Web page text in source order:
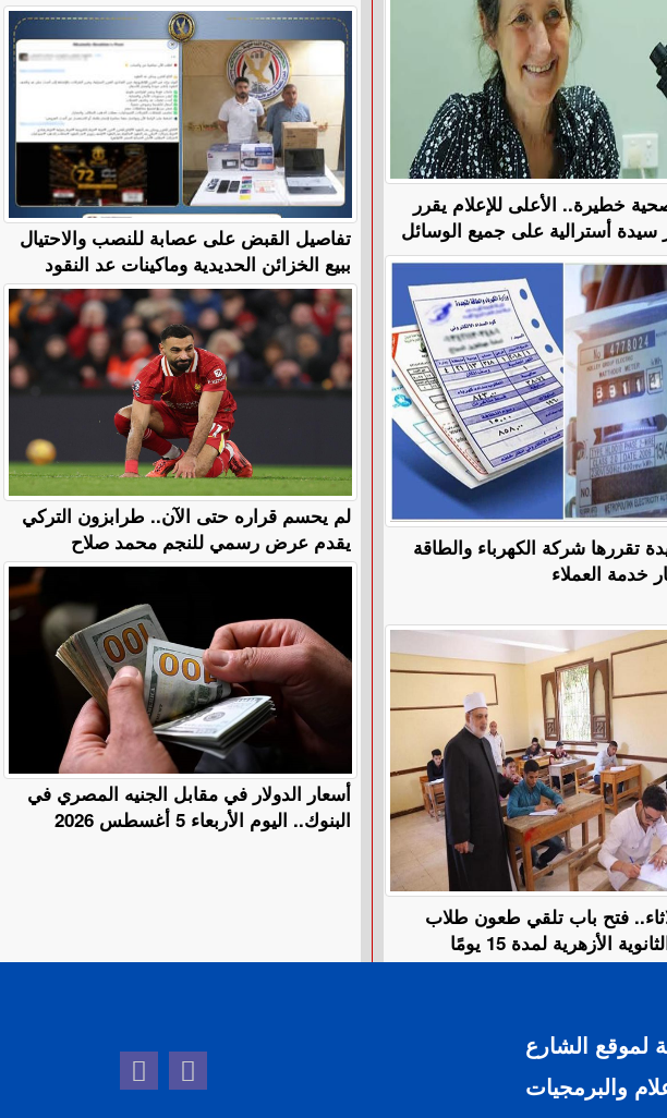
خطيرة.. الأعلى للإعلام يقرر
أسترالية على جميع الوسائل
تقررها شركة الكهرباء والطاقة
خدمة العملاء
فتح باب تلقي طعون طلاب
الأزهرية لمدة 15 يومًا
تفاصيل القبض على عصابة للنصب والاحتيال
ببيع الخزائن الحديدية وماكينات عد النقود
لم يحسم قراره حتى الآن.. طرابزون التركي
يقدم عرض رسمي للنجم محمد صلاح
أسعار الدولار في مقابل الجنيه المصري في
البنوك.. اليوم الأربعاء 5 أغسطس 2026
لموقع الشارع
والبرمجيات